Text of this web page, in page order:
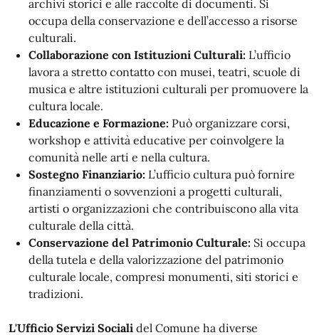
archivi storici e alle raccolte di documenti. Si
occupa della conservazione e dell’accesso a risorse
culturali.
Collaborazione con Istituzioni Culturali: L’ufficio
lavora a stretto contatto con musei, teatri, scuole di
musica e altre istituzioni culturali per promuovere la
cultura locale.
Educazione e Formazione: Può organizzare corsi,
workshop e attività educative per coinvolgere la
comunità nelle arti e nella cultura.
Sostegno Finanziario: L’ufficio cultura può fornire
finanziamenti o sovvenzioni a progetti culturali,
artisti o organizzazioni che contribuiscono alla vita
culturale della città.
Conservazione del Patrimonio Culturale: Si occupa
della tutela e della valorizzazione del patrimonio
culturale locale, compresi monumenti, siti storici e
tradizioni.
L'Ufficio Servizi Sociali del Comune ha diverse